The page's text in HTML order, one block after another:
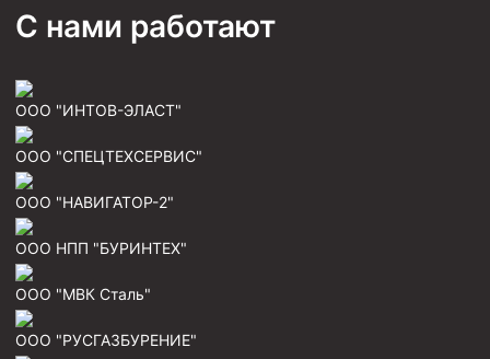
Муфта ОТТГ 178
Муфта БТС 324
Муфта БТС 245
Муфта ОТТМ 127
Муфта БТС 146
Муфта ОТТМ 245
С нами работают
ООО "ИНТОВ-ЭЛАСТ"
ООО "СПЕЦТЕХСЕРВИС"
ООО "НАВИГАТОР-2"
ООО НПП "БУРИНТЕХ"
ООО "МВК Сталь"
ООО "РУСГАЗБУРЕНИЕ"